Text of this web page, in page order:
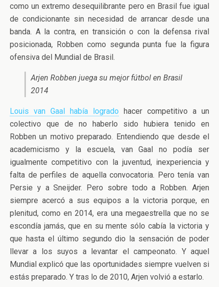
como un extremo desequilibrante pero en Brasil fue igual
de condicionante sin necesidad de arrancar desde una
banda. A la contra, en transición o con la defensa rival
posicionada, Robben como segunda punta fue la figura
ofensiva del Mundial de Brasil.
Arjen Robben juega su mejor fútbol en Brasil
2014
Louis van Gaal había logrado hacer competitivo a un
colectivo que de no haberlo sido hubiera tenido en
Robben un motivo preparado. Entendiendo que desde el
academicismo y la escuela, van Gaal no podía ser
igualmente competitivo con la juventud, inexperiencia y
falta de perfiles de aquella convocatoria. Pero tenía van
Persie y a Sneijder. Pero sobre todo a Robben. Arjen
siempre acercó a sus equipos a la victoria porque, en
plenitud, como en 2014, era una megaestrella que no se
escondía jamás, que en su mente sólo cabía la victoria y
que hasta el último segundo dio la sensación de poder
llevar a los suyos a levantar el campeonato. Y aquel
Mundial explicó que las oportunidades siempre vuelven si
estás preparado. Y tras lo de 2010, Arjen volvió a estarlo.